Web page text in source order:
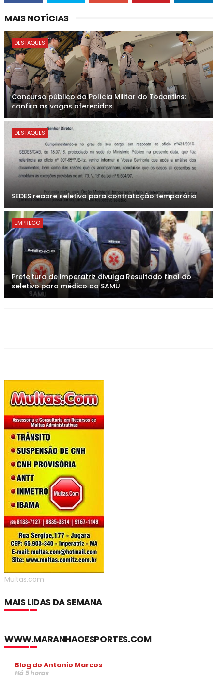
MAIS NOTÍCIAS
DESTAQUES
Concurso público da Polícia Militar do Tocantins:
confira as vagas oferecidas
DESTAQUES
SEDES reabre seletivo para contratação temporária
EMPREGO
Prefeitura de Imperatriz divulga Resultado final do
seletivo para médico do SAMU
Multas.com
MAIS LIDAS DA SEMANA
WWW.MARANHAOESPORTES.COM
Blog do Antonio Marcos
Há 5 horas